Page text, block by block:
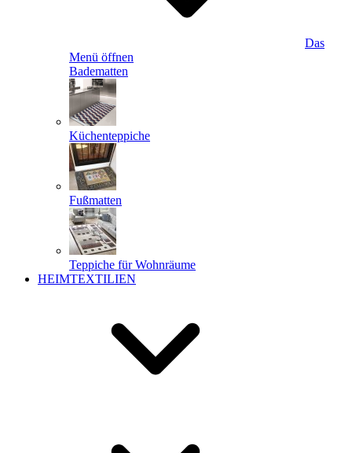
Das
Menü öffnen
Badematten
Küchenteppiche
Fußmatten
Teppiche für Wohnräume
HEIMTEXTILIEN